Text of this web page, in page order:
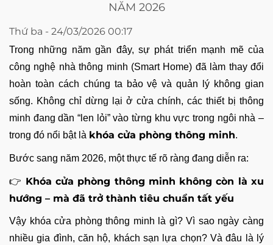
NĂM 2026
Thứ ba - 24/03/2026 00:17
Trong những năm gần đây, sự phát triển mạnh mẽ của
công nghệ nhà thông minh (Smart Home) đã làm thay đổi
hoàn toàn cách chúng ta bảo vệ và quản lý không gian
sống. Không chỉ dừng lại ở cửa chính, các thiết bị thông
minh đang dần “len lỏi” vào từng khu vực trong ngôi nhà –
trong đó nổi bật là khóa cửa phòng thông minh.
Bước sang năm 2026, một thực tế rõ ràng đang diễn ra:
👉 Khóa cửa phòng thông minh không còn là xu
hướng – mà đã trở thành tiêu chuẩn tất yếu
Vậy khóa cửa phòng thông minh là gì? Vì sao ngày càng
nhiều gia đình, căn hộ, khách sạn lựa chọn? Và đâu là lý